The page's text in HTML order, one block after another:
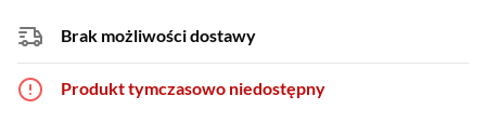
Brak możliwości dostawy
Produkt tymczasowo niedostępny